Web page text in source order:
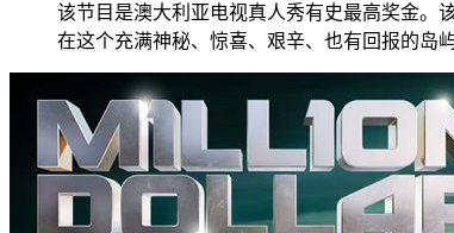
该节目是澳大利亚电视真人秀有史最高奖金。
在这个充满神秘、惊喜、艰辛、也有回报的岛